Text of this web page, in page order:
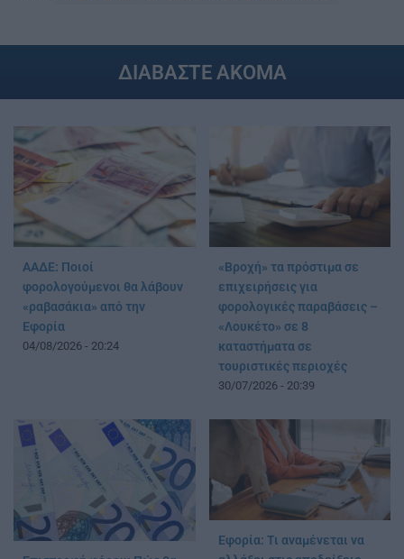
ΔΙΑΒΑΣΤΕ ΑΚΟΜΑ
ΑΑΔΕ: Ποιοί
φορολογούμενοι θα λάβουν
«ραβασάκια» από την
Εφορία
04/08/2026 - 20:24
«Βροχή» τα πρόστιμα σε
επιχειρήσεις για
φορολογικές παραβάσεις –
«Λουκέτο» σε 8
καταστήματα σε
τουριστικές περιοχές
30/07/2026 - 20:39
Εφορία: Τι αναμένεται να